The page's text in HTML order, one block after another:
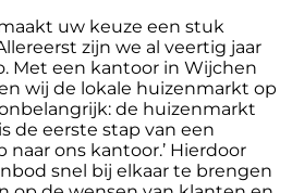
uw keuze een stuk
zijn we al veertig jaar
Met een kantoor in Wijchen
wij de lokale huizenmarkt op
de huizenmarkt
de eerste stap van een
ons kantoor.’ Hierdoor
snel bij elkaar te brengen